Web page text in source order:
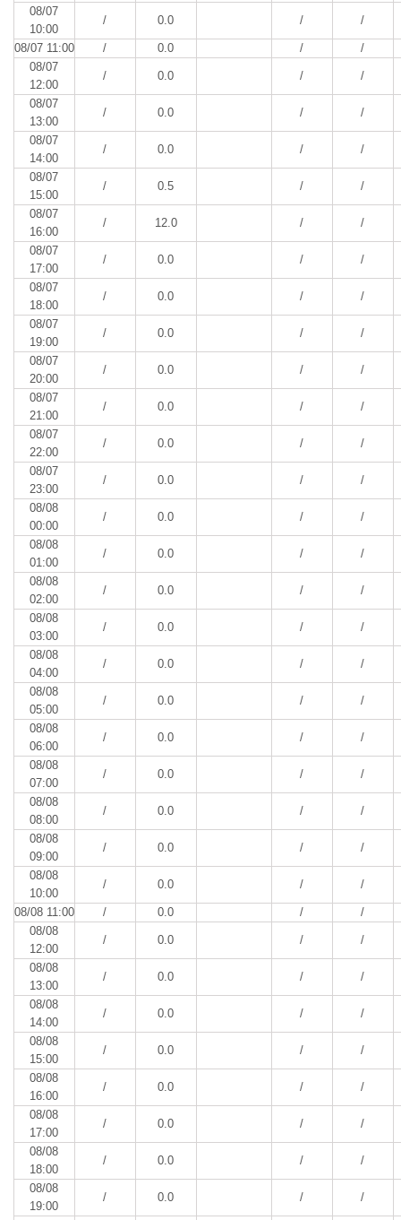
08/07
10:00
/ 0.0 / /
08/07 11:00 / 0.0 /
/
08/07
12:00
/ 0.0 / /
08/07
13:00
/ 0.0 / /
08/07
14:00
/ 0.0 / /
08/07
15:00
/ 0.5 / /
08/07
16:00
/ 12.0 / /
08/07
17:00
/ 0.0 / /
08/07
18:00
/ 0.0 / /
08/07
19:00
/ 0.0 / /
08/07
20:00
/ 0.0 / /
08/07
21:00
/ 0.0 / /
08/07
22:00
/ 0.0 / /
08/07
23:00
/ 0.0 / /
08/08
00:00
/ 0.0 / /
08/08
01:00
/ 0.0 / /
08/08
02:00
/ 0.0 / /
08/08
03:00
/ 0.0 / /
08/08
04:00
/ 0.0 / /
08/08
05:00
/ 0.0 / /
08/08
06:00
/ 0.0 / /
08/08
07:00
/ 0.0 / /
08/08
08:00
/ 0.0 / /
08/08
09:00
/ 0.0 / /
08/08
10:00
/ 0.0 / /
08/08 11:00 / 0.0 /
/
08/08
12:00
/ 0.0 / /
08/08
13:00
/ 0.0 / /
08/08
14:00
/ 0.0 / /
08/08
15:00
/ 0.0 / /
08/08
16:00
/ 0.0 / /
08/08
17:00
/ 0.0 / /
08/08
18:00
/ 0.0 / /
08/08
19:00
/ 0.0 / /